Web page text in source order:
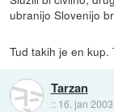
ubranijo Slovenijo
Tud takih je en kup.
Tarzan
:: 16. jan